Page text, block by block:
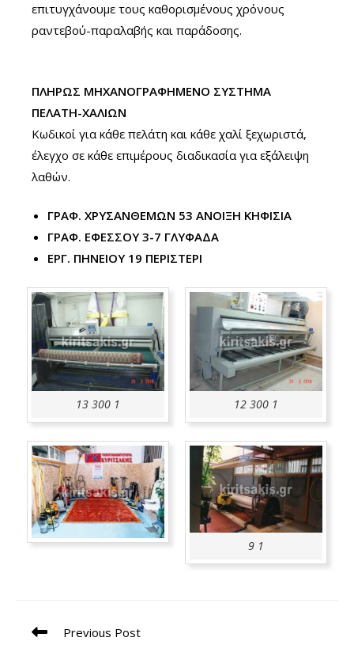
επιτυγχάνουμε τους καθορισμένους χρόνους
ραντεβού-παραλαβής και παράδοσης.
ΠΛΗΡΩΣ ΜΗΧΑΝΟΓΡΑΦΗΜΕΝΟ ΣΥΣΤΗΜΑ
ΠΕΛΑΤΗ-ΧΑΛΙΩΝ
Κωδικοί για κάθε πελάτη και κάθε χαλί ξεχωριστά,
έλεγχο σε κάθε επιμέρους διαδικασία για εξάλειψη
λαθών.
ΓΡΑΦ. ΧΡΥΣΑΝΘΕΜΩΝ 53 ΑΝΟΙΞΗ ΚΗΦΙΣΙΑ
ΓΡΑΦ. ΕΦΕΣΣΟΥ 3-7 ΓΛΥΦΑΔΑ
ΕΡΓ. ΠΗΝΕΙΟΥ 19 ΠΕΡΙΣΤΕΡΙ
13 300 1 12 300 1
9 1
Read
Previous Post